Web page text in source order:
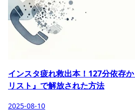
インスタ疲れ救出本！127分依存
リスト』で解放された方法
2025-08-10